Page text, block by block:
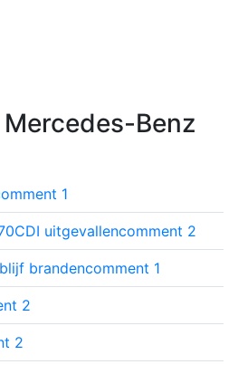
Benz
1
uitgevallencomment 2
brandencomment 1
2
2